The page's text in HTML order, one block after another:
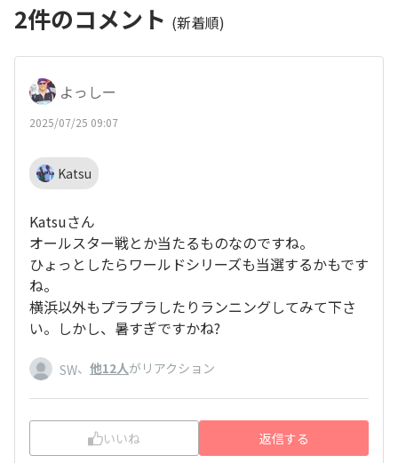
2件のコメント (新着順)
よっしー
2025/07/25 09:07
Katsu
Katsuさん
オールスター戦とか当たるものなのですね。
ひょっとしたらワールドシリーズも当選するかもです
ね。
横浜以外もプラプラしたりランニングしてみて下さ
い。しかし、暑すぎですかね?
SW、 他12人がリアクション
いいね 返信する